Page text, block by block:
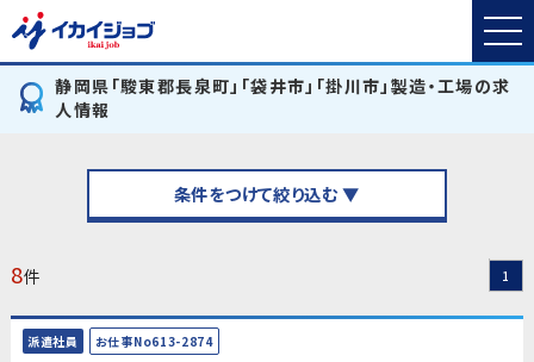
静岡県「駿東郡長泉町」「袋井市」「掛川市」製造・工場の求
人情報
条件をつけて絞り込む ▼
8件 1
派遣社員 お仕事No613-2874